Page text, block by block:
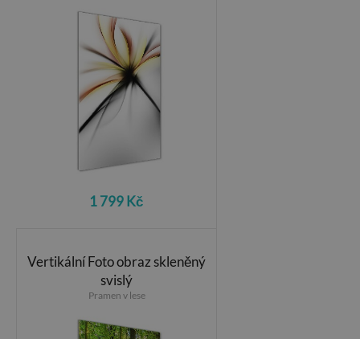
1 799 Kč
Vertikální Foto obraz skleněný
svislý
Pramen v lese